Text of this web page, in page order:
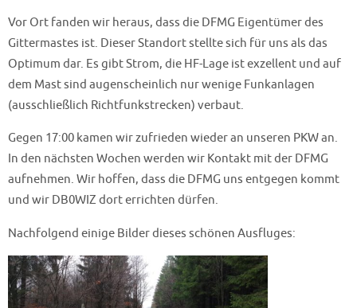
Vor Ort fanden wir heraus, dass die DFMG Eigentümer des
Gittermastes ist. Dieser Standort stellte sich für uns als das
Optimum dar. Es gibt Strom, die HF-Lage ist exzellent und auf
dem Mast sind augenscheinlich nur wenige Funkanlagen
(ausschließlich Richtfunkstrecken) verbaut.
Gegen 17:00 kamen wir zufrieden wieder an unseren PKW an.
In den nächsten Wochen werden wir Kontakt mit der DFMG
aufnehmen. Wir hoffen, dass die DFMG uns entgegen kommt
und wir DB0WIZ dort errichten dürfen.
Nachfolgend einige Bilder dieses schönen Ausfluges: